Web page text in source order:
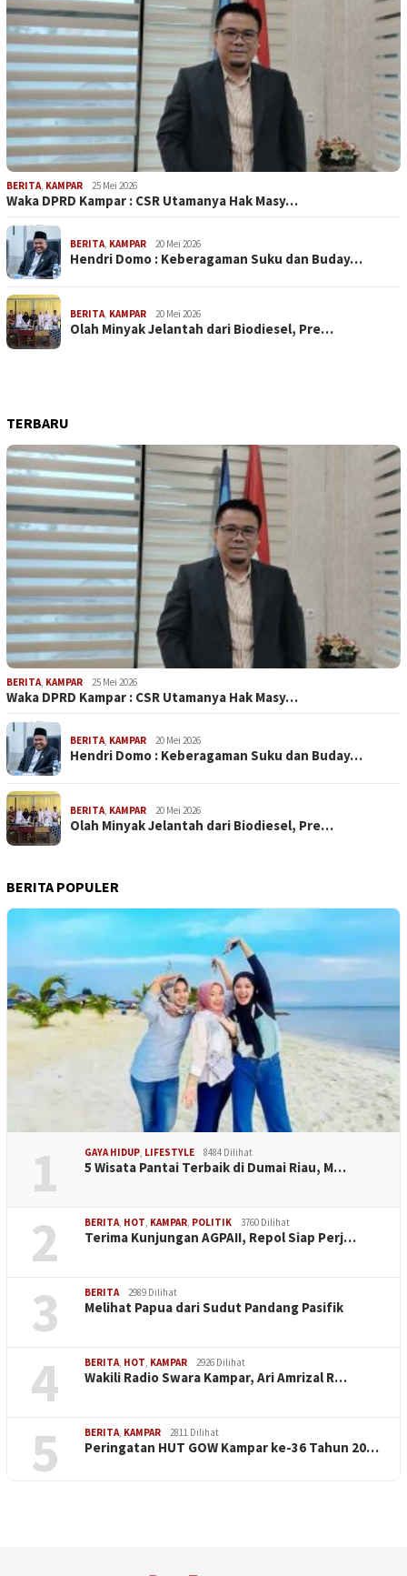
BERITA KAMPAR 25 Mei 2026
Waka DPRD Kampar : CSR Utamanya Hak Masy…
BERITA KAMPAR 20 Mei 2026
Hendri Domo : Keberagaman Suku dan Buday…
BERITA KAMPAR 20 Mei 2026
Olah Minyak Jelantah dari Biodiesel, Pre…
TERBARU
BERITA KAMPAR 25 Mei 2026
Waka DPRD Kampar : CSR Utamanya Hak Masy…
BERITA KAMPAR 20 Mei 2026
Hendri Domo : Keberagaman Suku dan Buday…
BERITA KAMPAR 20 Mei 2026
Olah Minyak Jelantah dari Biodiesel, Pre…
BERITA POPULER
1 GAYA HIDUP LIFESTYLE 8484 Dilihat
5 Wisata Pantai Terbaik di Dumai Riau, M…
2 BERITA HOT KAMPAR POLITIK 3760 Dilihat
Terima Kunjungan AGPAII, Repol Siap Perj…
3 BERITA 2989 Dilihat
Melihat Papua dari Sudut Pandang Pasifik
4 BERITA HOT KAMPAR 2926 Dilihat
Wakili Radio Swara Kampar, Ari Amrizal R…
5 BERITA KAMPAR 2811 Dilihat
Peringatan HUT GOW Kampar ke-36 Tahun 20…